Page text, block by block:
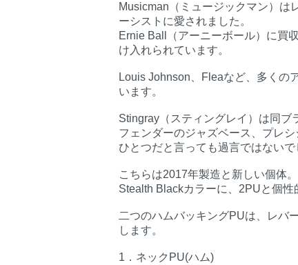
Musicman（ミュージックマン）は
ーシストに愛されました。
Ernie Ball（アーニーボール）に買
け入れられています。
Louis Johnson、Fleaなど、多くの
います。
Stingray（スティングレイ）は同ブ
フェンダーのジャズベース、プレ
ひとつだと言っても過言ではないで
こちらは2017年製造と新しい個体。
Stealth Blackカラーに、2PUと個性
二つのハムバッキングPUは、レバ
します。
1．ネックPU(ハム)